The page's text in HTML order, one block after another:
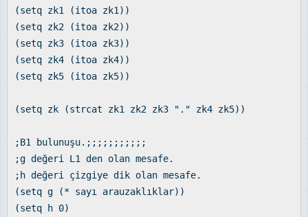
(setq zk1 (itoa zk1))
(setq zk2 (itoa zk2))
(setq zk3 (itoa zk3))
(setq zk4 (itoa zk4))
(setq zk5 (itoa zk5))
(setq zk (strcat zk1 zk2 zk3 "." zk4 zk5))
;B1 bulunuşu.;;;;;;;;;;;
;g değeri L1 den olan mesafe.
;h değeri çizgiye dik olan mesafe.
(setq g (* sayı arauzaklıklar))
(setq h 0)